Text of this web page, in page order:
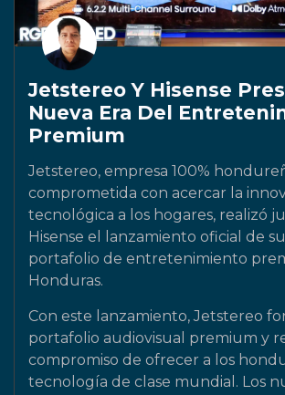
Jetstereo Y Hisense
Nueva Era Del
Premium
Jetstereo, empresa 100%
comprometida con acercar la
tecnológica a los hogares, realizó
Hisense el lanzamiento oficial de
portafolio de entretenimiento
Honduras.
Con este lanzamiento, Jetstereo
portafolio audiovisual premium y
compromiso de ofrecer a los
tecnología de clase mundial. Los